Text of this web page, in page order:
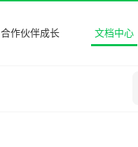
合作伙伴成长 文档中心